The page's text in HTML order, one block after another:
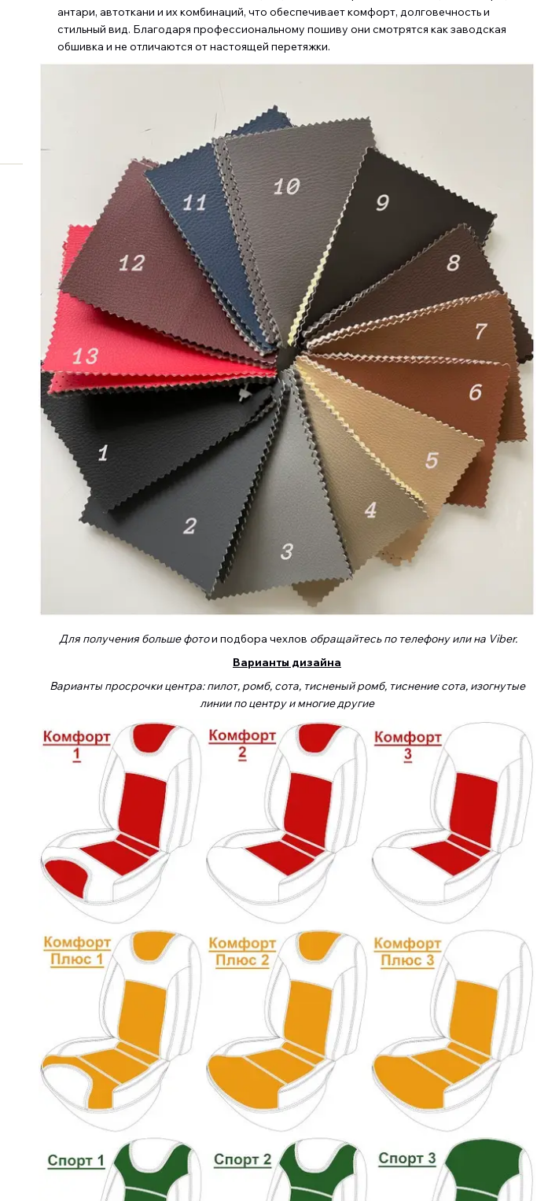
антари, автоткани и их комбинаций, что обеспечивает комфорт, долговечность и
стильный вид. Благодаря профессиональному пошиву они смотрятся как заводская
обшивка и не отличаются от настоящей перетяжки.
Для получения больше фотои подбора чехлов обращайтесь по телефону или на Viber.
Варианты дизайна
Варианты просрочки центра: пилот, ромб, сота, тисненый ромб, тиснение сота, изогнутые
линии по центру и многие другие